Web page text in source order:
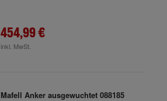
454,99 €
inkl. MwSt.
Mafell Anker ausgewuchtet 088185